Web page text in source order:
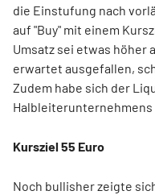
die Einstufung nach
auf "Buy" mit einem
Umsatz sei etwas höher
erwartet ausgefallen,
Zudem habe sich der
Kursziel 55 Euro
Noch bullisher zeigte